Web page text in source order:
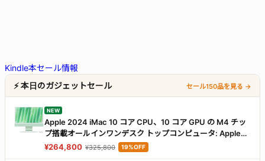
Kindle本セール情報
⚡ 本日のガジェットセール
セール150品を見る →
NEW
Apple 2024 iMac 10 コア CPU、10 コア GPU の M4 チッ
プ搭載オールインワンデスク トップコンピュータ: Apple
Intelligence のために設計、24 インチ Retina ディスプレ
¥264,800 ¥325,800 19%OFF